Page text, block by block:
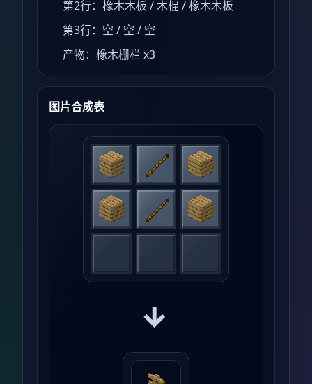
第2行：橡木木板 / 木棍 / 橡木木板
第3行：空 / 空 / 空
产物：橡木栅栏 x3
图片合成表
→